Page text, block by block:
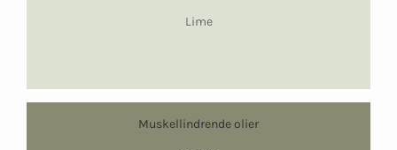
Lime
Muskellindrende olier